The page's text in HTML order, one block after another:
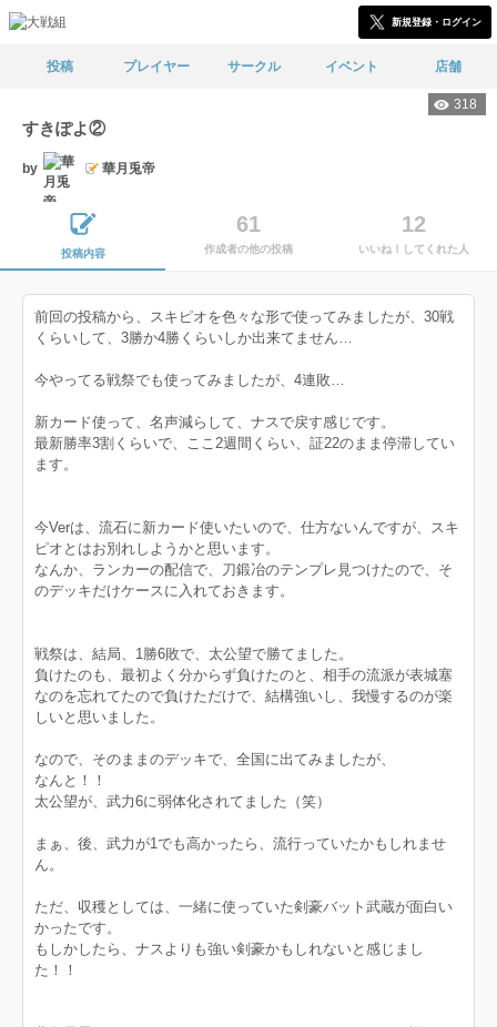
新規登録・ログイン
投稿 プレイヤー サークル イベント 店舗
318
すきぽよ②
by 華月兎帝
投稿内容
61
作成者の他の投稿
12
いいね！してくれた人
前回の投稿から、スキピオを色々な形で使ってみましたが、30戦
くらいして、3勝か4勝くらいしか出来てません…
今やってる戦祭でも使ってみましたが、4連敗…
新カード使って、名声減らして、ナスで戻す感じです。
最新勝率3割くらいで、ここ2週間くらい、証22のまま停滞してい
ます。
今Verは、流石に新カード使いたいので、仕方ないんですが、スキ
ピオとはお別れしようかと思います。
なんか、ランカーの配信で、刀鍛冶のテンプレ見つけたので、そ
のデッキだけケースに入れておきます。
戦祭は、結局、1勝6敗で、太公望で勝てました。
負けたのも、最初よく分からず負けたのと、相手の流派が表城塞
なのを忘れてたので負けただけで、結構強いし、我慢するのが楽
しいと思いました。
なので、そのままのデッキで、全国に出てみましたが、
なんと！！
太公望が、武力6に弱体化されてました（笑）
まぁ、後、武力が1でも高かったら、流行っていたかもしれませ
ん。
ただ、収穫としては、一緒に使っていた剣豪バット武蔵が面白い
かったです。
もしかしたら、ナスよりも強い剣豪かもしれないと感じまし
た！！